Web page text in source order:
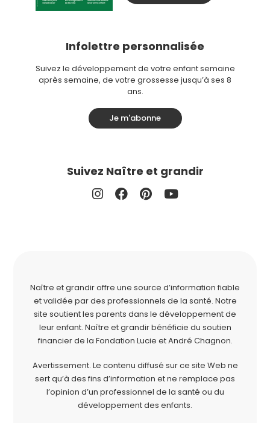
Infolettre personnalisée
Suivez le développement de votre enfant semaine
après semaine, de votre grossesse jusqu’à ses 8
ans.
Je m'abonne
Suivez Naître et grandir
Naître et grandir offre une source d’information fiable
et validée par des professionnels de la santé. Notre
site soutient les parents dans le développement de
leur enfant. Naître et grandir bénéficie du soutien
financier de la Fondation Lucie et André Chagnon.
Avertissement. Le contenu diffusé sur ce site Web ne
sert qu’à des fins d’information et ne remplace pas
l’opinion d’un professionnel de la santé ou du
développement des enfants.